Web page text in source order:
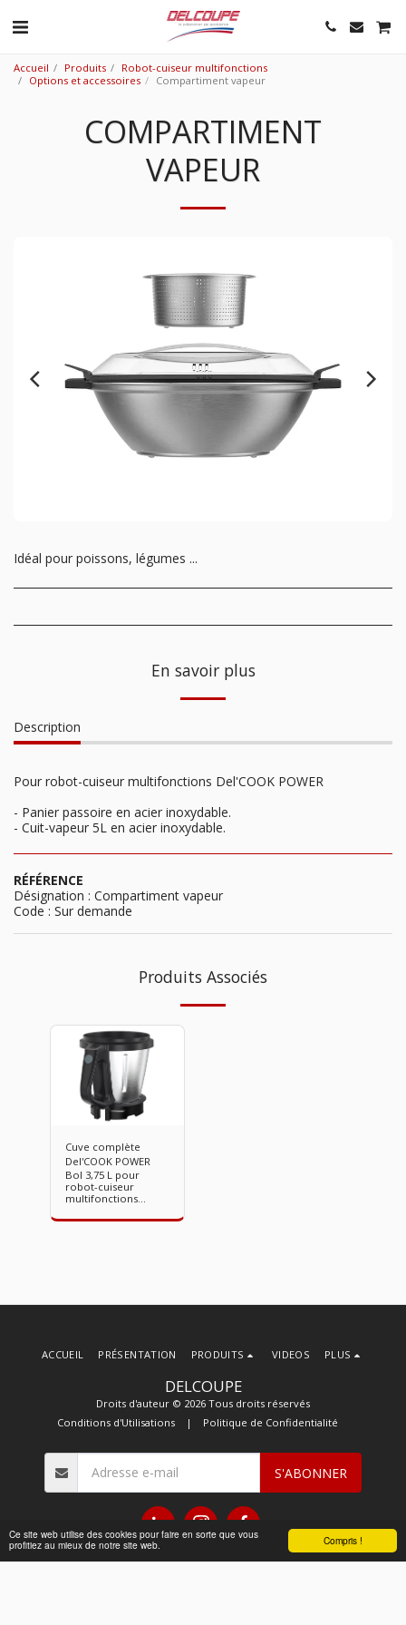
Compris !
Ce site web utilise des cookies pour faire en sorte que vous
profitiez au mieux de notre site web.
Accueil Produits
Robot-cuiseur multifonctions
Options et accessoires
Compartiment vapeur
COMPARTIMENT
VAPEUR
Idéal pour poissons, légumes ...
En savoir plus
Description
Pour robot-cuiseur multifonctions Del'COOK POWER
- Panier passoire en acier inoxydable.
- Cuit-vapeur 5L en acier inoxydable.
RÉFÉRENCE
Désignation : Compartiment vapeur
Code : Sur demande
Produits Associés
Cuve complète
Del'COOK POWER
Bol 3,75 L pour
robot-cuiseur
multifonctions
DELCOUPE
Droits d'auteur © 2026 Tous droits réservés
Conditions d'Utilisations | Politique de Confidentialité
ACCUEIL PRÉSENTATION PRODUITS VIDEOS PLUS
S'ABONNER